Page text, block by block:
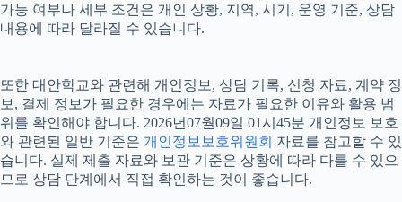
가능 여부나 세부 조건은 개인 상황, 지역, 시기, 운영 기준, 상담
내용에 따라 달라질 수 있습니다.
또한 대안학교와 관련해 개인정보, 상담 기록, 신청 자료, 계약 정
보, 결제 정보가 필요한 경우에는 자료가 필요한 이유와 활용 범
위를 확인해야 합니다. 2026년07월09일 01시45분 개인정보 보호
와 관련된 일반 기준은 개인정보보호위원회 자료를 참고할 수 있
습니다. 실제 제출 자료와 보관 기준은 상황에 따라 다를 수 있으
므로 상담 단계에서 직접 확인하는 것이 좋습니다.